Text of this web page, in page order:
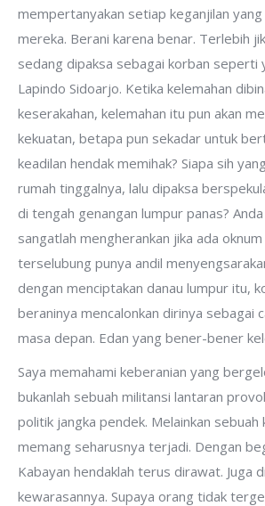
mempertanyakan setiap keganjilan
mereka. Berani karena benar. Terlebih
sedang dipaksa sebagai korban seperti
Lapindo Sidoarjo. Ketika kelemahan
keserakahan, kelemahan itu pun akan
kekuatan, betapa pun sekadar untuk
keadilan hendak memihak? Siapa sih
rumah tinggalnya, lalu dipaksa
di tengah genangan lumpur panas?
sangatlah mengherankan jika ada
terselubung punya andil
dengan menciptakan danau lumpur itu,
beraninya mencalonkan dirinya sebagai
masa depan. Edan yang bener-bener
Saya memahami keberanian yang
bukanlah sebuah militansi lantaran
politik jangka pendek. Melainkan sebuah
memang seharusnya terjadi. Dengan
Kabayan hendaklah terus dirawat. Juga
kewarasannya. Supaya orang tidak